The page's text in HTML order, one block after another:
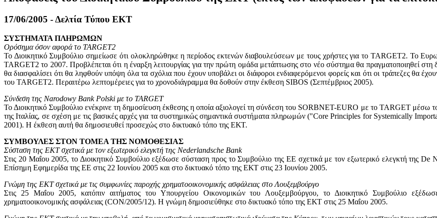
17/06/2005 - Δελτία Τύπου ΕΚΤ
ΣΥΣΤΗΜΑΤΑ ΠΛΗΡΩΜΩΝ
Ορόσημα όσον αφορά το TARGET2
Το Διοικητικό Συμβούλιο σημείωσε ότι ολοκληρώθηκε η περίοδος εκτενών διαβουλεύσεων με τους χρήστες για το TARGET2. Το
TARGET2 το 2007. Προβλέπεται ότι η έναρξη λειτουργίας για την πρώτη ομάδα μετάπτωσης στο νέο σύστημα θα πραγματοποιηθεί
θα διασφαλίσει ότι θα ληφθούν υπόψη όλα τα σχόλια που έχουν υποβάλει οι διάφοροι ενδιαφερόμενοι φορείς και ότι οι τράπεζες θα
του TARGET2. Περαιτέρω λεπτομέρειες για το χρονοδιάγραμμα θα δοθούν στην έκθεση SIBOS (Σεπτέμβριος 2005).
Σύνδεση της Narodowy Bank Polski με το TARGET
Το Διοικητικό Συμβούλιο ενέκρινε τη δημοσίευση έκθεσης η οποία αξιολογεί τη σύνδεση του SORBNET-EURO με το TARGET μέσω
της Ιταλίας, σε σχέση με τις βασικές αρχές για τα συστημικώς σημαντικά συστήματα πληρωμών ("Core Principles for Systemically
2001). Η έκθεση αυτή θα δημοσιευθεί προσεχώς στο δικτυακό τόπο της ΕΚΤ.
ΣΥΜΒΟΥΛΕΣ ΣΤΟΝ ΤΟΜΕΑ ΤΗΣ ΝΟΜΟΘΕΣΙΑΣ
Σύσταση της ΕΚΤ σχετικά με τον εξωτερικό ελεγκτή της Nederlandsche Bank
Στις 20 Μαΐου 2005, το Διοικητικό Συμβούλιο εξέδωσε σύσταση προς το Συμβούλιο της ΕΕ σχετικά με τον εξωτερικό ελεγκτή της
Επίσημη Εφημερίδα της ΕΕ στις 22 Ιουνίου 2005 και στο δικτυακό τόπο της ΕΚΤ στις 23 Ιουνίου 2005.
Γνώμη της ΕΚΤ σχετικά με τις συμφωνίες παροχής χρηματοοικονομικής ασφάλειας στο Λουξεμβούργο
Στις 25 Μαΐου 2005, κατόπιν αιτήματος του Υπουργείου Οικονομικών του Λουξεμβούργου, το Διοικητικό Συμβούλιο
χρηματοοικονομικής ασφάλειας (CON/2005/12). Η γνώμη δημοσιεύθηκε στο δικτυακό τόπο της ΕΚΤ στις 25 Μαΐου 2005.